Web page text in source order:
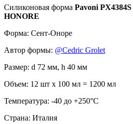
Силиконовая форма Pavoni PX4384S
HONORE
Форма: Сент-Оноре
Автор формы: @Cedric Grolet
Размер: d 72 мм, h 40 мм
Объем: 12 шт x 100 мл = 1200 мл
Температура: -40 до +250°С
Страна: Италия